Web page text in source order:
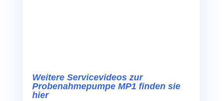
Weitere Servicevideos zur
Probenahmepumpe MP1 finden sie
hier